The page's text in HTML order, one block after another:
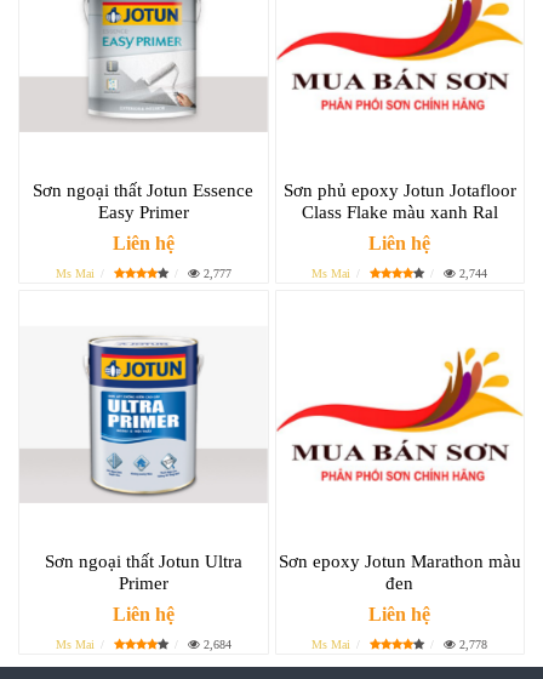
Sơn ngoại thất Jotun Essence
Easy Primer
Liên hệ
Ms Mai 2,777
Sơn phủ epoxy Jotun Jotafloor
Class Flake màu xanh Ral
Liên hệ
Ms Mai 2,744
Sơn ngoại thất Jotun Ultra
Primer
Liên hệ
Ms Mai 2,684
Sơn epoxy Jotun Marathon màu
đen
Liên hệ
Ms Mai 2,778